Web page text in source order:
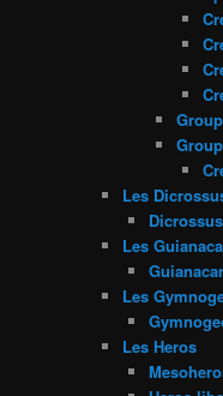
Les
Les
Les
Les Heros